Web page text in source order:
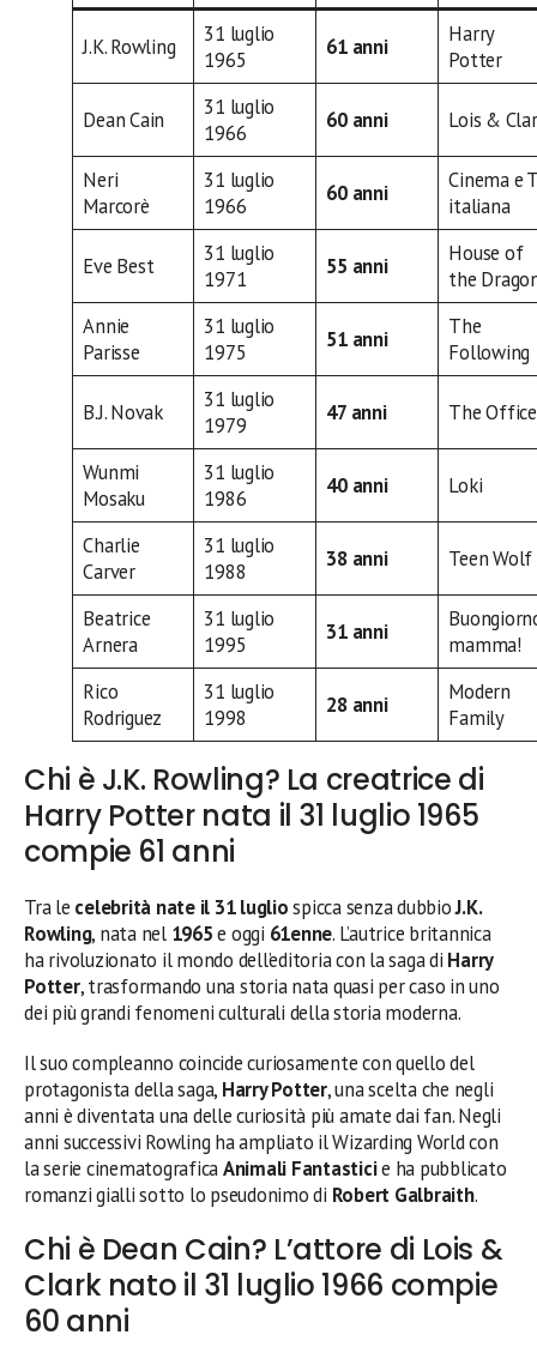
J.K. Rowling
31 luglio
1965
61 anni
Harry
Potter
Dean Cain
31 luglio
1966
60 anni Lois &
Neri
Marcorè
31 luglio
1966
60 anni
Cinema e
italiana
Eve Best
31 luglio
1971
55 anni
House of
the
Annie
Parisse
31 luglio
1975
51 anni
The
Following
B.J. Novak
31 luglio
1979
47 anni The Office
Wunmi
Mosaku
31 luglio
1986
40 anni Loki
Charlie
Carver
31 luglio
1988
38 anni Teen Wolf
Beatrice
Arnera
31 luglio
1995
31 anni
mamma!
Rico
Rodriguez
31 luglio
1998
28 anni
Modern
Family
Chi è J.K. Rowling? La creatrice di
Harry Potter nata il 31 luglio 1965
compie 61 anni
Tra le celebrità nate il 31 lugliospicca senza dubbioJ.K.
Rowling, nata nel 1965e oggi 61enne. L’autrice britannica
ha rivoluzionato il mondo dell’editoria con la saga di Harry
Potter, trasformando una storia nata quasi per caso in uno
dei più grandi fenomeni culturali della storia moderna.
Il suo compleanno coincide curiosamente con quello del
protagonista della saga, Harry Potter, una scelta che negli
anni è diventata una delle curiosità più amate dai fan. Negli
anni successivi Rowling ha ampliato il Wizarding World con
la serie cinematograficaAnimali Fantasticie ha pubblicato
romanzi gialli sotto lo pseudonimo di Robert Galbraith.
Chi è Dean Cain? L’attore di Lois &
Clark nato il 31 luglio 1966 compie
60 anni